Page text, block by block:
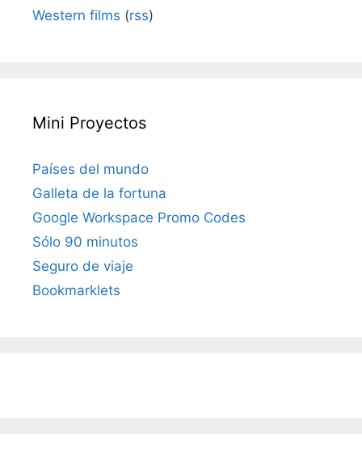
Western films (rss)
Mini Proyectos
Países del mundo
Galleta de la fortuna
Google Workspace Promo Codes
Sólo 90 minutos
Seguro de viaje
Bookmarklets